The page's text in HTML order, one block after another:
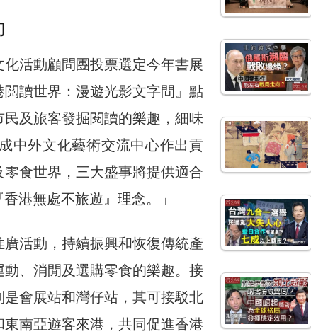
活動顧問團投票選定今年書展
讀世界：漫遊光影文字間』點
及旅客發掘閱讀的樂趣，細味
中外文化藝術交流中心作出貢
食世界，三大盛事將提供適合
港無處不旅遊』理念。」
活動，持續振興和恢復傳統產
、消閒及選購零食的樂趣。接
會展站和灣仔站，其可接駁北
南亞遊客來港，共同促進香港